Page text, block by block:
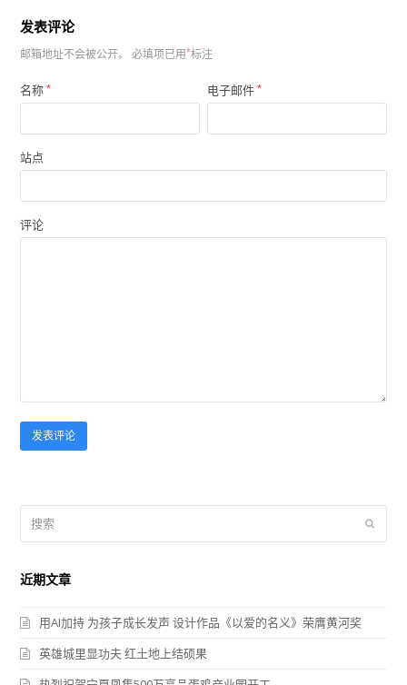
发表评论
邮箱地址不会被公开。 必填项已用*标注
名称* 电子邮件*
站点
评论
索
交
近期文章
用AI加持 为孩子成长发声 设计作品《以爱的名义》荣膺黄河奖
英雄城里显功夫 红土地上结硕果